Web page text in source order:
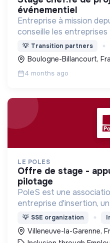
événementiel
Entreprise à mission
conseille les
transformation par la
à impact
💡 Transition partners
Boulogne-Billancourt,
4 months ago
LE POLES
offre de stage - appui à la gestion et au
pilotage
PoleS est une
entreprise d'insertion,
des chantiers
d'endiguer le chômage
💡 SSE organization
Villeneuve-la-Garenne,